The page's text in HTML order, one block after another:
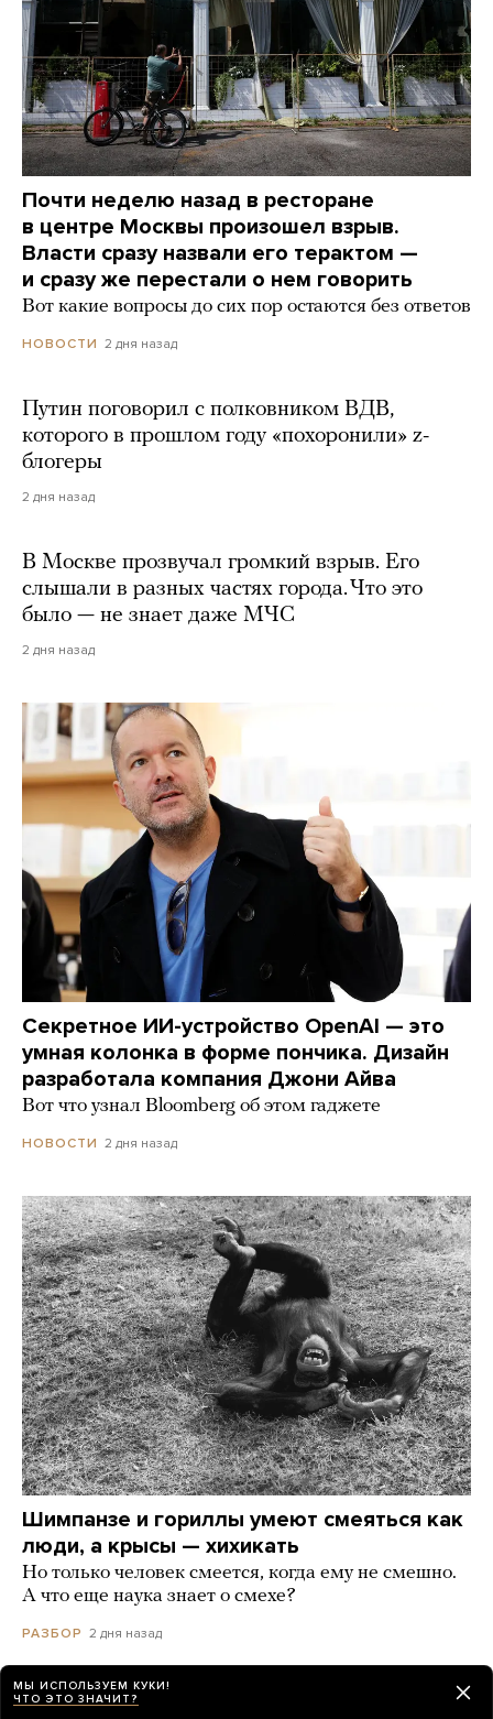
Почти неделю назад в ресторане
в центре Москвы произошел взрыв.
Власти сразу назвали его терактом —
и сразу же перестали о нем говорить
Вот какие вопросы до сих пор остаются без ответов
НОВОСТИ 2 дня назад
Путин поговорил с полковником ВДВ,
которого в прошлом году «похоронили» z-
блогеры
2 дня назад
В Москве прозвучал громкий взрыв. Его
слышали в разных частях города. Что это
было — не знает даже МЧС
2 дня назад
Секретное ИИ-устройство OpenAI — это
умная колонка в форме пончика. Дизайн
разработала компания Джони Айва
Вот что узнал Bloomberg об этом гаджете
НОВОСТИ 2 дня назад
Шимпанзе и гориллы умеют смеяться как
люди, а крысы — хихикать
Но только человек смеется, когда ему не смешно.
А что еще наука знает о смехе?
РАЗБОР 2 дня назад
МЫ ИСПОЛЬЗУЕМ КУКИ!
ЧТО ЭТО ЗНАЧИТ?